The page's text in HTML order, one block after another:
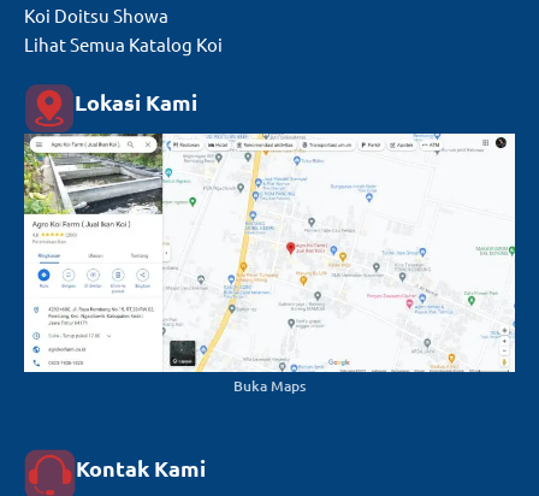
Koi Doitsu Showa
Lihat Semua Katalog Koi
Lokasi Kami
Buka Maps
Kontak Kami